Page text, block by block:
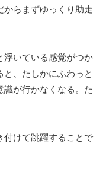
らまずゆっくり助走
いている感覚がつか
、たしかにふわっと
が行かなくなる。た
けて跳躍することで